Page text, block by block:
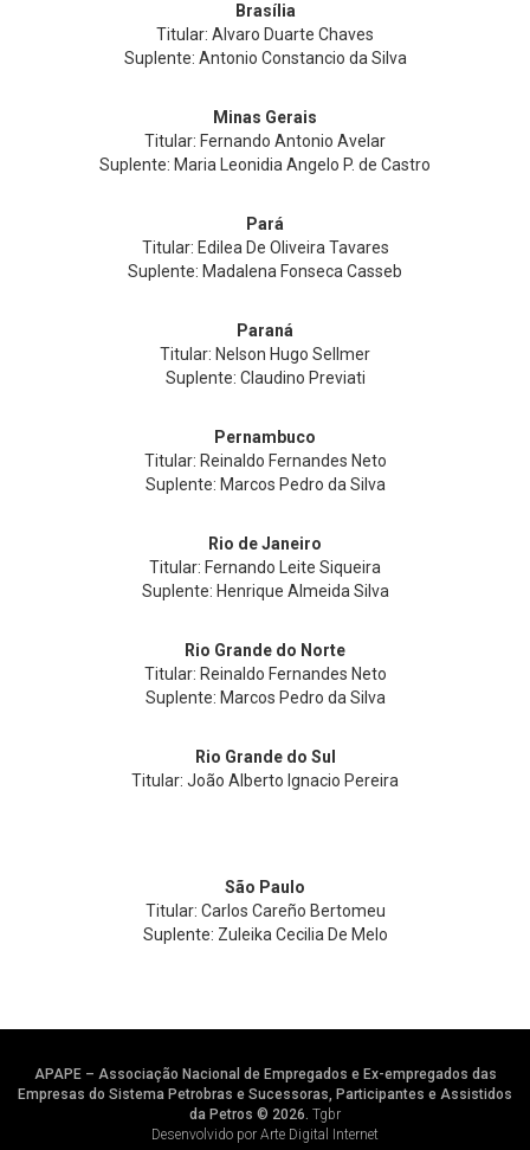
Brasília
Titular: Alvaro Duarte Chaves
Suplente: Antonio Constancio da Silva
Minas Gerais
Titular: Fernando Antonio Avelar
Suplente: Maria Leonidia Angelo P. de Castro
Pará
Titular: Edilea De Oliveira Tavares
Suplente: Madalena Fonseca Casseb
Paraná
Titular: Nelson Hugo Sellmer
Suplente: Claudino Previati
Pernambuco
Titular: Reinaldo Fernandes Neto
Suplente: Marcos Pedro da Silva
Rio de Janeiro
Titular: Fernando Leite Siqueira
Suplente: Henrique Almeida Silva
Rio Grande do Norte
Titular: Reinaldo Fernandes Neto
Suplente: Marcos Pedro da Silva
Rio Grande do Sul
Titular: João Alberto Ignacio Pereira
São Paulo
Titular: Carlos Careño Bertomeu
Suplente: Zuleika Cecilia De Melo
APAPE – Associação Nacional de Empregados e Ex-empregados das
Empresas do Sistema Petrobras e Sucessoras, Participantes e Assistidos
da Petros © 2026. Tgbr
Desenvolvido por Arte Digital Internet